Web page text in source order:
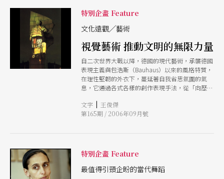
特別企畫 Feature
文化遠觀╱藝術
視覺藝術 推動文明的無限力量
自二次世界大戰以降，德國的現代藝術，承襲德國
表現主義與包浩斯（Bauhaus）以來的風格特質，
在理性堅韌的外衣下，蔓延著自我省思氛圍的氣
息，它通過各式各樣的創作表現手法，從「向歷史
仆後繼的批判精神，在一九八九年柏林圍牆倒塌後
達到頂點。
文字 | 王俊傑
第165期 / 2006年09月號
特別企畫 Feature
最值得引頸企盼的當代舞蹈